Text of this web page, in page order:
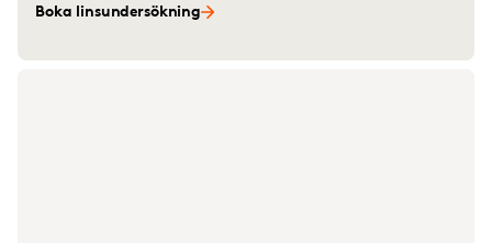
Boka linsundersökning